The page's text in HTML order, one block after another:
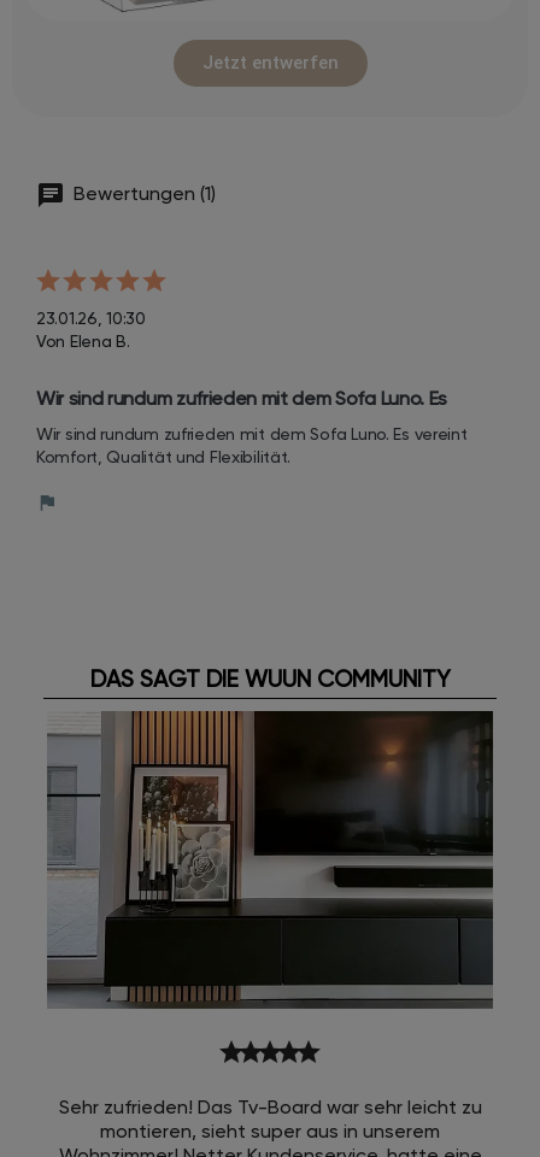
Jetzt entwerfen
Bewertungen (1)
23.01.26, 10:30
Von Elena B.
Wir sind rundum zufrieden mit dem Sofa Luno. Es
vereint Komfort, Qualität und Flexibilität.
Wir sind rundum zufrieden mit dem Sofa Luno. Es vereint
Komfort, Qualität und Flexibilität.
DAS SAGT DIE WUUN COMMUNITY
starstarstarstarstar
Sehr zufrieden! Das Tv-Board war sehr leicht zu
montieren, sieht super aus in unserem